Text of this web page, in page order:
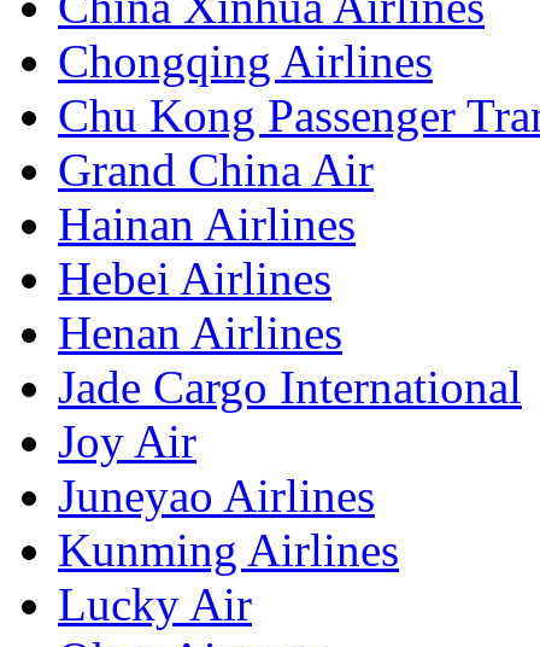
Chongqing Airlines
Chu Kong Passenger
Grand China Air
Hainan Airlines
Hebei Airlines
Henan Airlines
Jade Cargo International
Joy Air
Juneyao Airlines
Kunming Airlines
Lucky Air